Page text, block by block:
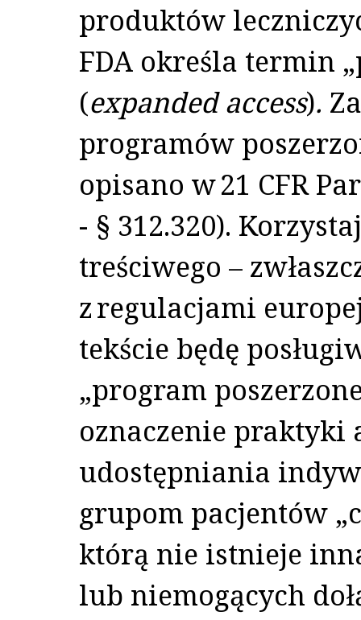
produktów
FDA określa termin
(expanded access).
programów
opisano w 21 CFR
- § 312.320).
treściwego –
z regulacjami
tekście będę
„program
oznaczenie praktyki
udostępniania
grupom pacjentów
którą nie istnieje
lub niemogących